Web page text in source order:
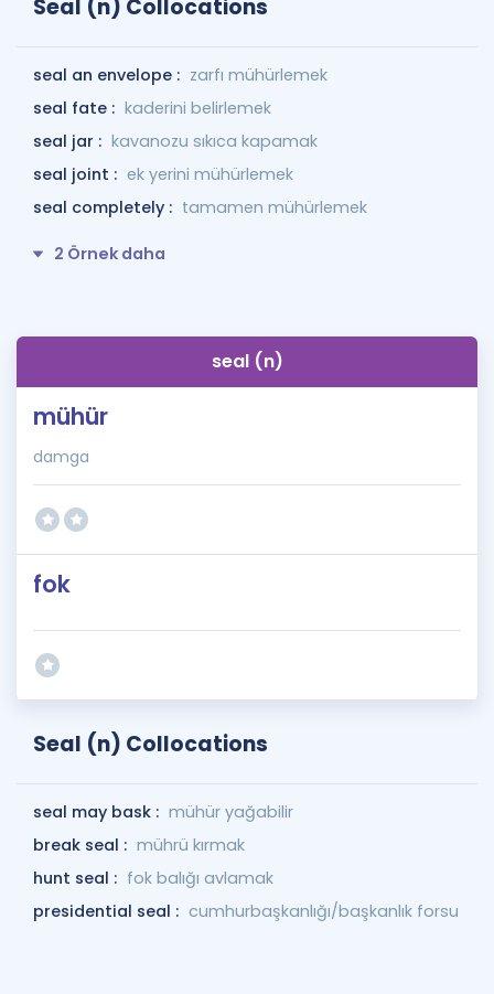
Seal (n) Collocations
seal an envelope : zarfı mühürlemek
seal fate : kaderini belirlemek
seal jar : kavanozu sıkıca kapamak
seal joint : ek yerini mühürlemek
seal completely : tamamen mühürlemek
2 Örnek daha
seal (n)
mühür
damga
fok
Seal (n) Collocations
seal may bask : mühür yağabilir
break seal : mührü kırmak
hunt seal : fok balığı avlamak
presidential seal : cumhurbaşkanlığı/başkanlık forsu